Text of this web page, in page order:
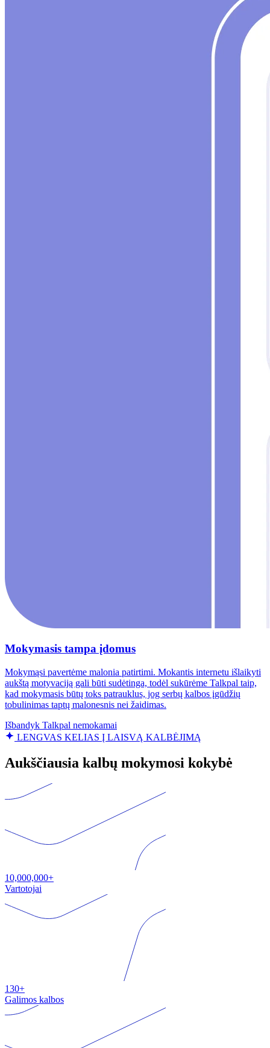
Mokymasis tampa įdomus
Mokymąsi pavertėme malonia patirtimi. Mokantis internetu išlaikyti
aukštą motyvaciją gali būti sudėtinga, todėl sukūrėme Talkpal taip,
kad mokymasis būtų toks patrauklus, jog serbų kalbos įgūdžių
tobulinimas taptų malonesnis nei žaidimas.
Išbandyk Talkpal nemokamai
LENGVAS KELIAS Į LAISVĄ KALBĖJIMĄ
Aukščiausia kalbų mokymosi kokybė
10,000,000+
Vartotojai
130+
Galimos kalbos